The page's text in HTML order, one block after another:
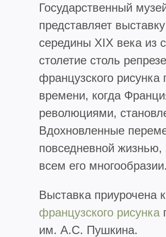
Государственный
представляет
середины XIX века
столетие столь
французского
времени, когда
революциями,
Вдохновленные
повседневной
всем его многообразии.
Выставка приурочена
французского рисунка
им. А.С. Пушкина.